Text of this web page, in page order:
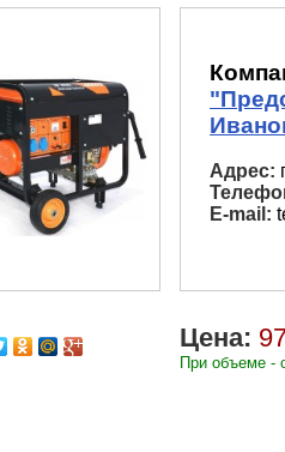
Адрес:
E-mail:
Цена:
При объеме -